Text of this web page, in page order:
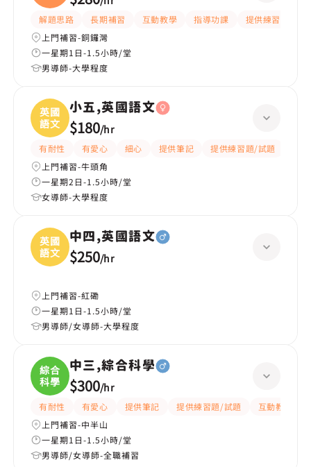
解題思路 長期補習 互動教學 指導功課
提供練習題/試題
上門補習-銅鑼灣
一星期1日-1.5小時/堂
男導師-大學程度
英國
語文
小五,英國語文
$180/hr
有耐性 有愛心 細心 提供筆記 提供練習題/試題
上門補習-牛頭角
一星期2日-1.5小時/堂
女導師-大學程度
英國
語文
中四,英國語文
$250/hr
上門補習-紅磡
一星期1日-1.5小時/堂
男導師/女導師-大學程度
綜合
科學
中三,綜合科學
$300/hr
有耐性 有愛心 提供筆記 提供練習題/試題 互動教學
上門補習-中半山
一星期1日-1.5小時/堂
男導師/女導師-全職補習